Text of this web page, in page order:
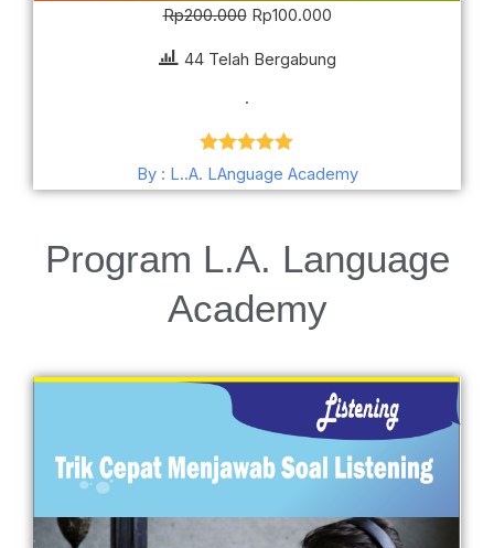
Rp200.000 Rp100.000
44 Telah Bergabung
.
Dinilai5.00
dari 5
By : L..A. LAnguage Academy
Program L.A. Language
Academy